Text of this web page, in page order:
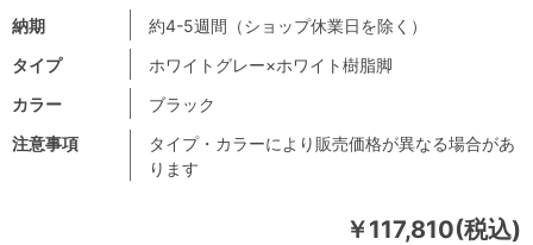
￥117,810(税込)
注意事項
タイプ・カラーにより販売価格が異なる場合があ
ります
納期
約4-5週間（ショップ休業日を除く）
タイプ
ホワイトグレー×ホワイト樹脂脚
カラー
ブラック